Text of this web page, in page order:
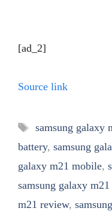
[ad_2]
Source link
Tags
samsung galaxy
battery, samsung
galaxy m21 mobile,
samsung galaxy
m21 review,